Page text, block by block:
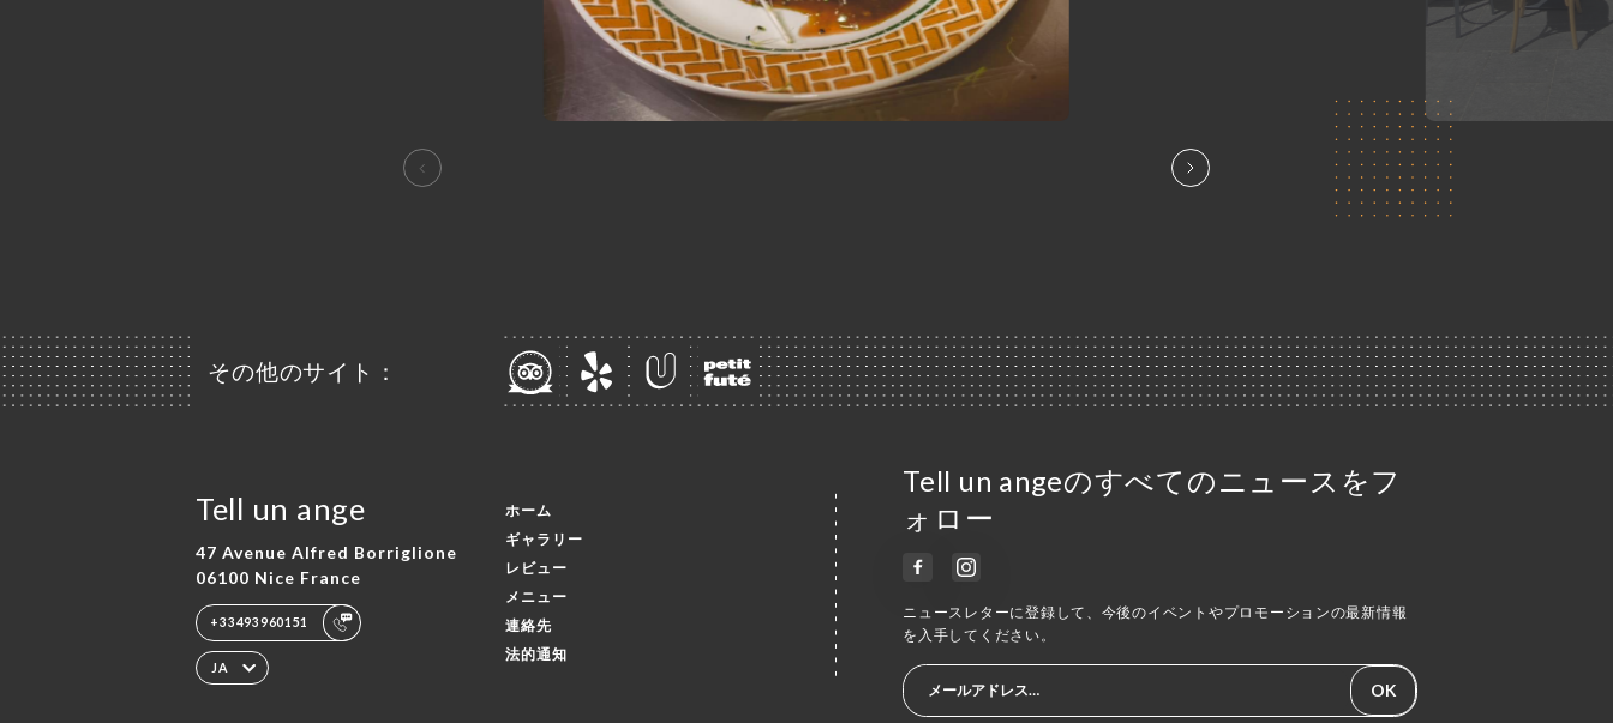
その他のサイト：
Tell un ange
47 Avenue Alfred Borriglione
06100 Nice France
+33493960151
JA
ホーム
ギャラリー
レビュー
メニュー
連絡先
法的通知
Tell un angeのすべてのニュースをフ
ォロー
ニュースレターに登録して、今後のイベントやプロモーションの最新情報
を入手してください。
OK